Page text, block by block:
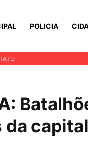
POLICIA
da capital